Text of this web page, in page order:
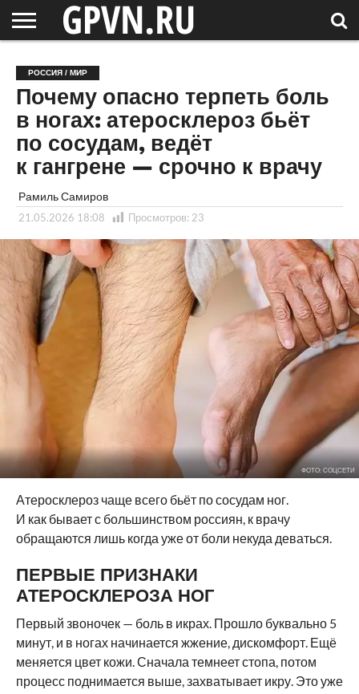
ОБЛАСТЬ
НОВОСТИ
СОСЕДЕЙ
РОССИЯ
/ МИР
СПЕЦПРОЕКТЫ
БЛОГ
СТАТЬИ
ФОТОРЕПОРТАЖИ
ИНТЕРВЬЮ
ОБЪЕКТЫ
ПОДБОРКИ
РОССИЯ / МИР
Почему опасно терпеть боль
в ногах: атеросклероз бьёт
по сосудам, ведёт
к гангрене — срочно к врачу
Рамиль Самиров
21.05.2026 18:08 Просмотров: 23
ФОТО: СОЦСЕТИ
Атеросклероз чаще всего бьёт по сосудам ног.
И как бывает с большинством россиян, к врачу
обращаются лишь когда уже от боли некуда деваться.
ПЕРВЫЕ ПРИЗНАКИ
АТЕРОСКЛЕРОЗА НОГ
Первый звоночек — боль в икрах. Прошло буквально 5
минут, и в ногах начинается жжение, дискомфорт. Ещё
меняется цвет кожи. Сначала темнеет стопа, потом
процесс поднимается выше, захватывает икру. Это уже